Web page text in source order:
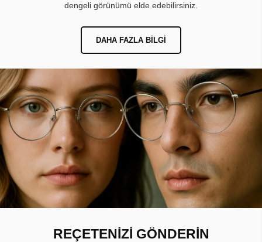
dengeli görünümü elde edebilirsiniz.
DAHA FAZLA BILGI
REÇETENİZİ GÖNDERİN